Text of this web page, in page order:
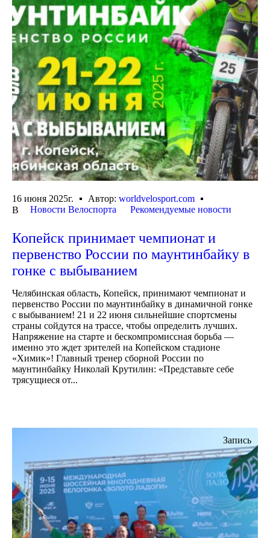
16 июня 2025г. Автор: worldvelosport.com
В
Новости Велоспорта Рекомендуемые новости
Копейск принимает чемпионат и
первенство России по маунтинбайку в
гонке с выбыванием
Челябинская область, Копейск, принимают чемпионат и
первенство России по маунтинбайку в динамичной гонке
с выбыванием! 21 и 22 июня сильнейшие спортсмены
страны сойдутся на трассе, чтобы определить лучших.
Напряжение на старте и бескомпромиссная борьба —
именно это ждет зрителей на Копейском стадионе
«Химик»! Главный тренер сборной России по
маунтинбайку Николай Крутилин: «Представьте себе
трясущиеся от...
Запись